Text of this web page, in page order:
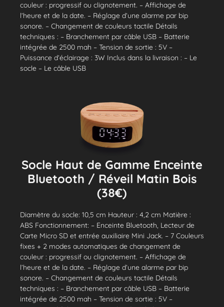
couleur : progressif ou clignotement. – Affichage de
l’heure et de la date. – Réglage d’une alarme par bip
sonore. – Changement de couleurs tactile Détails
techniques : – Branchement par câble USB – Batterie
intégrée de 2500 mah – Tension de sortie : 5V –
Puissance d’éclairage : 3W Inclus dans la livraison : – Le
socle – Le câble USB
Socle Haut de Gamme Enceinte
Bluetooth / Réveil Matin Bois
(38€)
Diamètre du socle: 10,5 cm Hauteur : 4,2 cm Matière :
ABS Fonctionnement: – Enceinte Bluetooth, Lecteur de
Carte Micro SD et entrée auxiliaire Mini Jack. – 7 Couleurs
fixes + 2 modes automatiques de changement de
couleur : progressif ou clignotement. – Affichage de
l’heure et de la date. – Réglage d’une alarme par bip
sonore. – Changement de couleurs tactile Détails
techniques : – Branchement par câble USB – Batterie
intégrée de 2500 mah – Tension de sortie : 5V –